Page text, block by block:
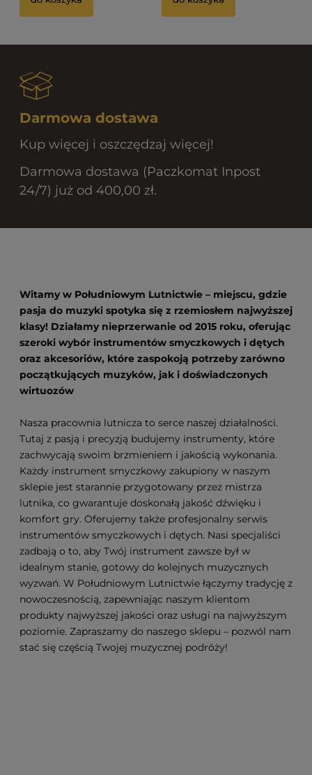
Darmowa dostawa
Kup więcej i oszczędzaj więcej!
Darmowa dostawa (Paczkomat Inpost
24/7) już od 400,00 zł.
Witamy w Południowym Lutnictwie – miejscu, gdzie
pasja do muzyki spotyka się z rzemiosłem najwyższej
klasy! Działamy nieprzerwanie od 2015 roku, oferując
szeroki wybór instrumentów smyczkowych i dętych
oraz akcesoriów, które zaspokoją potrzeby zarówno
początkujących muzyków, jak i doświadczonych
wirtuozów
Nasza pracownia lutnicza to serce naszej działalności.
Tutaj z pasją i precyzją budujemy instrumenty, które
zachwycają swoim brzmieniem i jakością wykonania.
Każdy instrument smyczkowy zakupiony w naszym
sklepie jest starannie przygotowany przez mistrza
lutnika, co gwarantuje doskonałą jakość dźwięku i
komfort gry. Oferujemy także profesjonalny serwis
instrumentów smyczkowych i dętych. Nasi specjaliści
zadbają o to, aby Twój instrument zawsze był w
idealnym stanie, gotowy do kolejnych muzycznych
wyzwań. W Południowym Lutnictwie łączymy tradycję z
nowoczesnością, zapewniając naszym klientom
produkty najwyższej jakości oraz usługi na najwyższym
poziomie. Zapraszamy do naszego sklepu – pozwól nam
stać się częścią Twojej muzycznej podróży!